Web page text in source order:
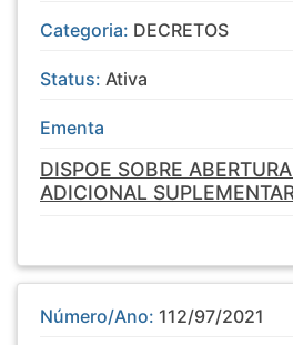
Categoria: DECRETOS
Status: Ativa
Ementa
DISPOE SOBRE
ADICIONAL
Número/Ano: 112/97/2021